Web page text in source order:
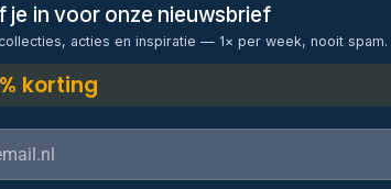
je in voor onze nieuwsbrief
acties en inspiratie — 1× per week, nooit spam.
korting